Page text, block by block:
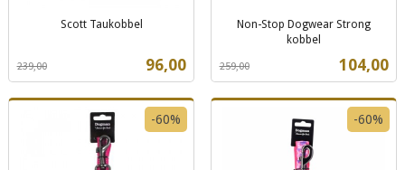
Scott Taukobbel
Tilbud
96,00
239,00
Non-Stop Dogwear Strong
kobbel
Tilbud
104,00
259,00
mva.
-60% -60%